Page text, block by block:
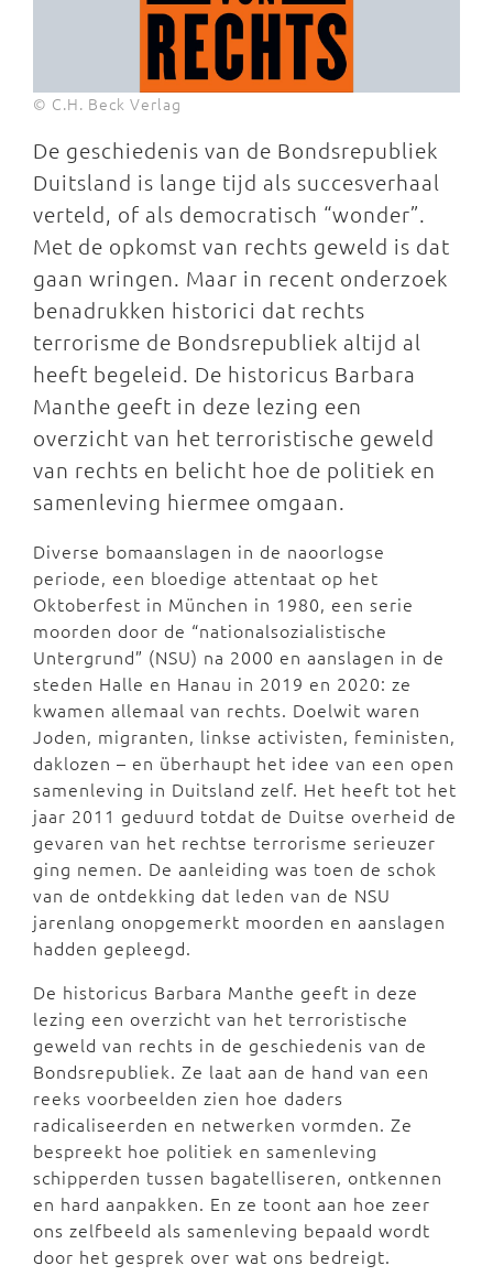
© C.H. Beck Verlag
De geschiedenis van de Bondsrepubliek
Duitsland is lange tijd als succesverhaal
verteld, of als democratisch “wonder”.
Met de opkomst van rechts geweld is dat
gaan wringen. Maar in recent onderzoek
benadrukken historici dat rechts
terrorisme de Bondsrepubliek altijd al
heeft begeleid. De historicus Barbara
Manthe geeft in deze lezing een
overzicht van het terroristische geweld
van rechts en belicht hoe de politiek en
samenleving hiermee omgaan.
Diverse bomaanslagen in de naoorlogse
periode, een bloedige attentaat op het
Oktoberfest in München in 1980, een serie
moorden door de “nationalsozialistische
Untergrund” (NSU) na 2000 en aanslagen in de
steden Halle en Hanau in 2019 en 2020: ze
kwamen allemaal van rechts. Doelwit waren
Joden, migranten, linkse activisten, feministen,
daklozen – en überhaupt het idee van een open
samenleving in Duitsland zelf. Het heeft tot het
jaar 2011 geduurd totdat de Duitse overheid de
gevaren van het rechtse terrorisme serieuzer
ging nemen. De aanleiding was toen de schok
van de ontdekking dat leden van de NSU
jarenlang onopgemerkt moorden en aanslagen
hadden gepleegd.
De historicus Barbara Manthe geeft in deze
lezing een overzicht van het terroristische
geweld van rechts in de geschiedenis van de
Bondsrepubliek. Ze laat aan de hand van een
reeks voorbeelden zien hoe daders
radicaliseerden en netwerken vormden. Ze
bespreekt hoe politiek en samenleving
schipperden tussen bagatelliseren, ontkennen
en hard aanpakken. En ze toont aan hoe zeer
ons zelfbeeld als samenleving bepaald wordt
door het gesprek over wat ons bedreigt.